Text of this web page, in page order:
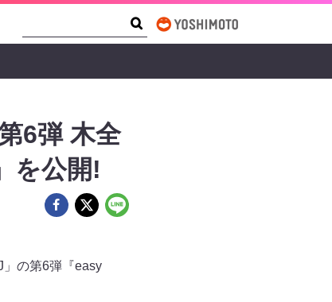
6弾 ⽊全
を公開!
の第6弾『easy